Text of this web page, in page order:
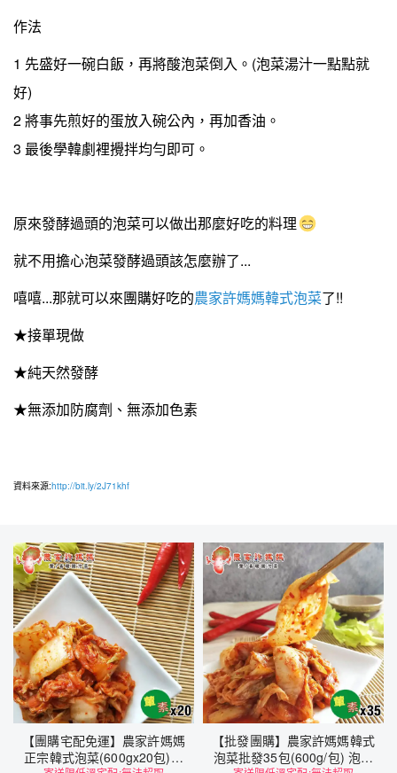
作法
1 先盛好一碗白飯，再將酸泡菜倒入。(泡菜湯汁一點點就
好)
2 將事先煎好的蛋放入碗公內，再加香油。
3 最後學韓劇裡攪拌均勻即可。
原來發酵過頭的泡菜可以做出那麼好吃的料理
就不用擔心泡菜發酵過頭該怎麼辦了...
嘻嘻...那就可以來團購好吃的農家許媽媽韓式泡菜了!!
★接單現做
★純天然發酵
★無添加防腐劑、無添加色素
資料來源:http://bit.ly/2J71khf
【團購宅配免運】農家許媽媽
正宗韓式泡菜(600gx20包)｜
【批發團購】農家許媽媽韓式
泡菜批發35包(600g/包) 泡菜